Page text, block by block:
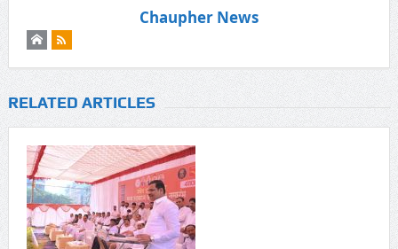
Chaupher News
RELATED ARTICLES